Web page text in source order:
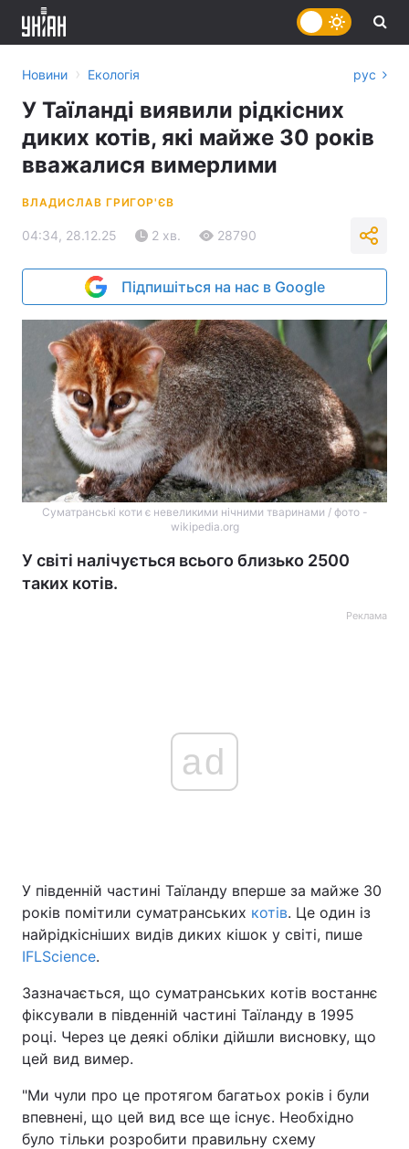
Головна Війна
Україна Політика
Спорт Наука
Техно і зв'язок
Зброя Інциденти
Здоров'я Туризм
Новини › Екологія рус
У Таїланді виявили рідкісних
диких котів, які майже 30 років
вважалися вимерлими
ВЛАДИСЛАВ ГРИГОР'ЄВ
04:34, 28.12.25 2 хв. 28790
Підпишіться на нас в Google
Суматранські коти є невеликими нічними тваринами / фото -
wikipedia.org
У світі налічується всього близько 2500
таких котів.
Реклама
ad
У південній частині Таїланду вперше за майже 30
років помітили суматранських котів. Це один із
найрідкісніших видів диких кішок у світі, пише
IFLScience.
Зазначається, що суматранських котів востаннє
фіксували в південній частині Таїланду в 1995
році. Через це деякі обліки дійшли висновку, що
цей вид вимер.
"Ми чули про це протягом багатьох років і були
впевнені, що цей вид все ще існує. Необхідно
було тільки розробити правильну схему